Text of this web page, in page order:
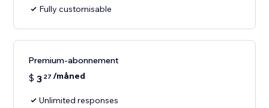
Fully customisable
Premium-abonnement
$ 3 27 /måned
Unlimited responses